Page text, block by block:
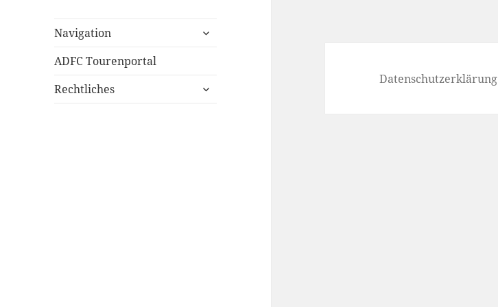
Navigation
untermenü
ADFC Tourenportal
Rechtliches
untermenü
Datenschutzerklärung